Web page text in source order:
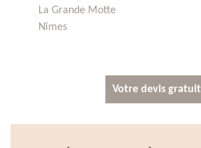
La Grande Motte
Nîmes
Votre devis gratuit